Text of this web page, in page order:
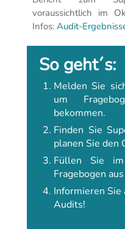
voraussichtlich im
Infos: Audit-
So geht´s:
Melden Sie
um
bekommen.
Finden Sie
planen Sie den
Füllen Sie im
Fragebogen
Informieren Sie
Audits!